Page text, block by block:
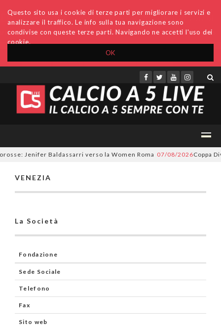
OK
Questo sito usa i cookie di terze parti per migliorare i servizi e
analizzare il traffico. Le info sulla tua navigazione sono
condivise con queste terze parti. Navigando ne accetti l'uso dei
cookie.
Accedi Archivio Invio comunicati Redazione
Jenifer Baldassarri verso la Women Roma 07/08/2026Coppa
VENEZIA
La Società
Fondazione
Sede Sociale
Telefono
Fax
Sito web